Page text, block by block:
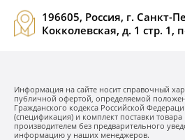
196605, Россия, г. Санкт-
Кокколевская, д. 1 стр. 1,
Информация на сайте носит справочный
публичной офертой, определяемой
Гражданского кодекса Российской
(спецификация) и комплект поставки
производителем без предварительного
информацию у наших менеджеров.